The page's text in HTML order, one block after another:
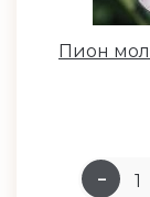
Пион